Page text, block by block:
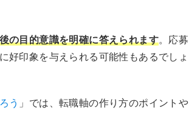
の目的意識を明確に答えられます。応募
好印象を与えられる可能性もあるでしょ
う 」では、転職軸の作り方のポイントや